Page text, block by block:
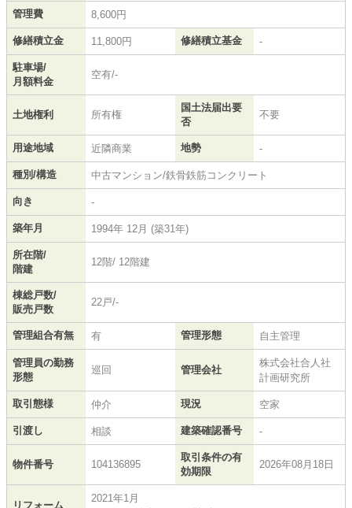
管理費 8,600円
修繕積立金 11,800円 修繕積立基金 -
駐車場/
月額料金
空有/-
土地権利 所有権
国土法届出要
否
不要
用途地域 近隣商業 地勢 -
種別/構造 中古マンション/鉄骨鉄筋コンクリート
向き -
築年月 1994年 12月 (築31年)
所在階/
階建
12階/ 12階建
棟総戸数/
販売戸数
22戸/-
管理組合有無 有 管理形態 自主管理
管理員の勤務
形態
巡回 管理会社
株式会社合人社
計画研究所
取引態様 仲介 現況 空家
引渡し 相談 建築確認番号 -
物件番号 104136895
取引条件の有
効期限
2026年08月18日
リフォーム
2021年1月